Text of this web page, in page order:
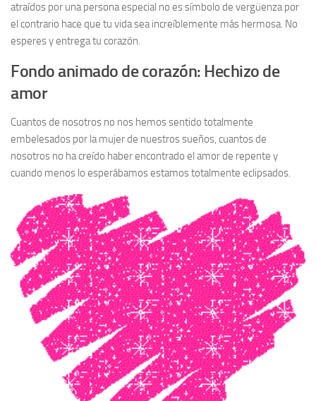
atraídos por una persona especial no es símbolo de vergüenza por
el contrario hace que tu vida sea increíblemente más hermosa. No
esperes y entrega tu corazón.
Fondo animado de corazón: Hechizo de
amor
Cuantos de nosotros no nos hemos sentido totalmente
embelesados por la mujer de nuestros sueños, cuantos de
nosotros no ha creído haber encontrado el amor de repente y
cuando menos lo esperábamos estamos totalmente eclipsados.